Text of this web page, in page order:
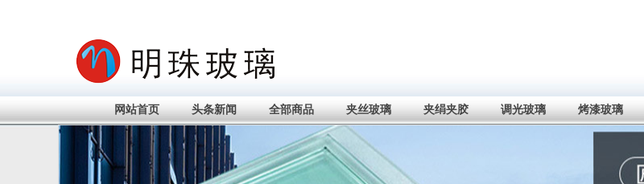
网站首页 头条新闻 全部商品 夹丝玻璃 夹绢夹胶 调光玻璃 烤漆玻璃